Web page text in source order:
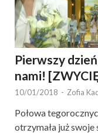
Pierwszy
nami!
10/01/2018 - Zofia
Połowa
otrzymała już